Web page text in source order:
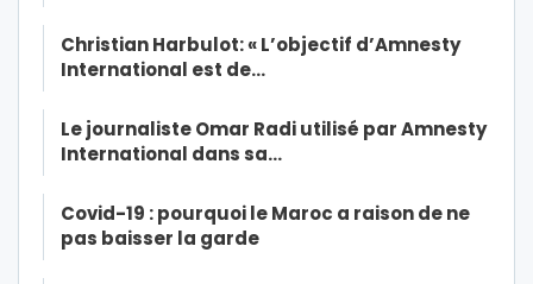
Christian Harbulot: « L’objectif d’Amnesty
International est de…
Le journaliste Omar Radi utilisé par Amnesty
International dans sa…
Covid-19 : pourquoi le Maroc a raison de ne
pas baisser la garde